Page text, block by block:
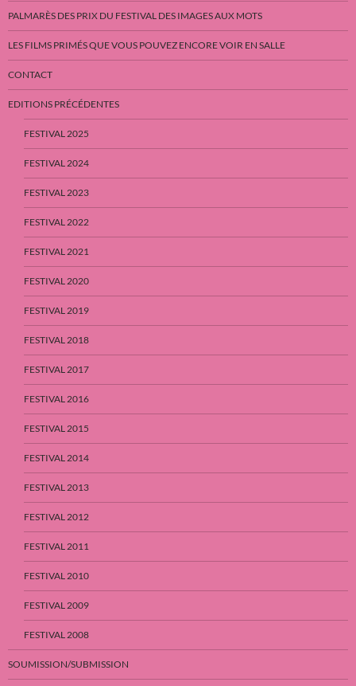
PALMARÈS DES PRIX DU FESTIVAL DES IMAGES AUX MOTS
LES FILMS PRIMÉS QUE VOUS POUVEZ ENCORE VOIR EN SALLE
CONTACT
EDITIONS PRÉCÉDENTES
FESTIVAL 2025
FESTIVAL 2024
FESTIVAL 2023
FESTIVAL 2022
FESTIVAL 2021
FESTIVAL 2020
FESTIVAL 2019
FESTIVAL 2018
FESTIVAL 2017
FESTIVAL 2016
FESTIVAL 2015
FESTIVAL 2014
FESTIVAL 2013
FESTIVAL 2012
FESTIVAL 2011
FESTIVAL 2010
FESTIVAL 2009
FESTIVAL 2008
SOUMISSION/SUBMISSION